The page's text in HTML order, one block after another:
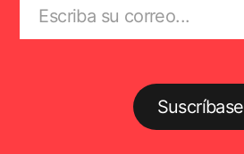
Suscríbase